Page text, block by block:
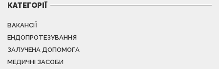
КАТЕГОРІЇ
ВАКАНСІЇ
ЕНДОПРОТЕЗУВАННЯ
ЗАЛУЧЕНА ДОПОМОГА
МЕДИЧНІ ЗАСОБИ